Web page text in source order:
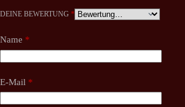
DEINE BEWERTUNG *
Name *
E-Mail *